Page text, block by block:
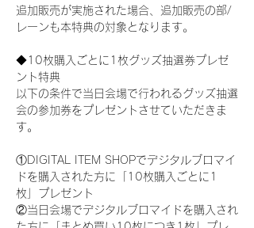
追加販売が実施された場合、追加販売の部/
レーンも本特典の対象となります。
◆10枚購入ごとに1枚グッズ抽選券プレゼ
ント特典
以下の条件で当日会場で行われるグッズ抽選
会の参加券をプレゼントさせていただきま
す。
①DIGITAL ITEM SHOPでデジタルブロマイ
ドを購入された方に「10枚購入ごとに1
枚」プレゼント
②当日会場でデジタルブロマイドを購入され